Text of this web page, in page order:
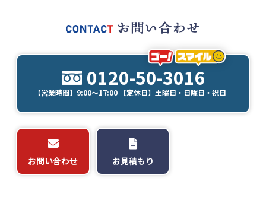
0120-50-3016
【営業時間】9:00～17:00 【定休日】土曜日・日曜日・祝日
お問い合わせ お見積もり